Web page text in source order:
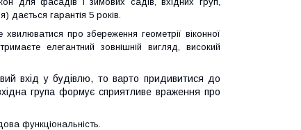
дається гарантія 5 років.
про збереження геометрії віконної
елегантний зовнішній вигляд, високий
вхід у будівлю, то варто придивитися до
група формує сприятливе враження про
функціональність.